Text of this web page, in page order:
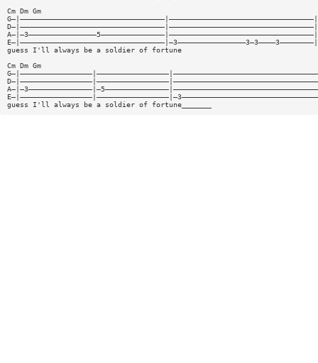
Cm Dm Gm
G—|——————————————————————————————————|——————————————————————————————————|
D—|——————————————————————————————————|——————————————————————————————————|
A—|—3————————————————5———————————————|——————————————————————————————————|
E—|——————————————————————————————————|—3————————————————3—3————3————————|
guess I'll always be a soldier of fortune
Cm Dm Gm
guess I'll always be a soldier of fortune_______